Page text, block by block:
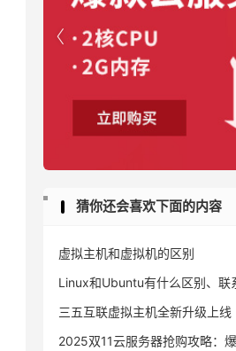

猜你还会喜欢下面的内容
虚拟主机和虚拟机的区别
Linux和Ubuntu有什么区别、联
三五互联虚拟主机全新升级上线
2025双11云服务器抢购攻略：